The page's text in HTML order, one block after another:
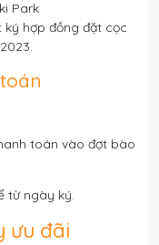
Park
hợp đồng đặt cọc
toán vào đợt bào
từ ngày ký.
ưu đãi